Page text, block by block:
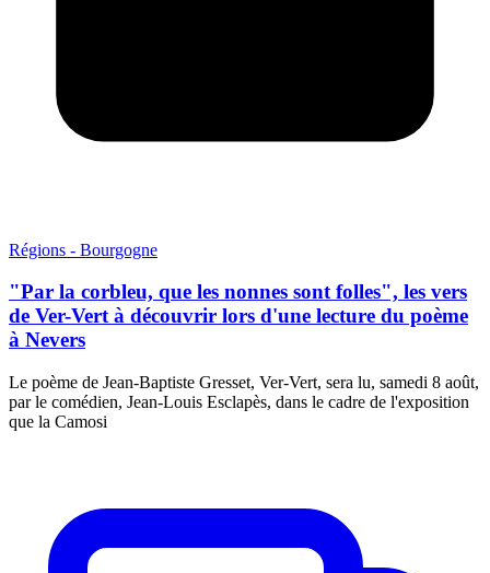
Régions - Bourgogne
"Par la corbleu, que les nonnes sont folles", les vers
de Ver-Vert à découvrir lors d'une lecture du poème
à Nevers
Le poème de Jean-Baptiste Gresset, Ver-Vert, sera lu, samedi 8 août,
par le comédien, Jean-Louis Esclapès, dans le cadre de l'exposition
que la Camosi